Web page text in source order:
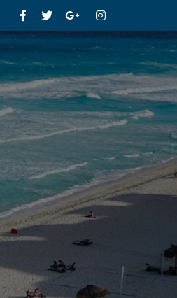
FacebookTwitterGoogle+Instagram